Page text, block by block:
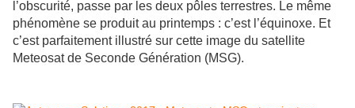
l’obscurité, passe par les deux pôles terrestres. Le même
phénomène se produit au printemps : c’est l’équinoxe. Et
c’est parfaitement illustré sur cette image du satellite
Meteosat de Seconde Génération (MSG).